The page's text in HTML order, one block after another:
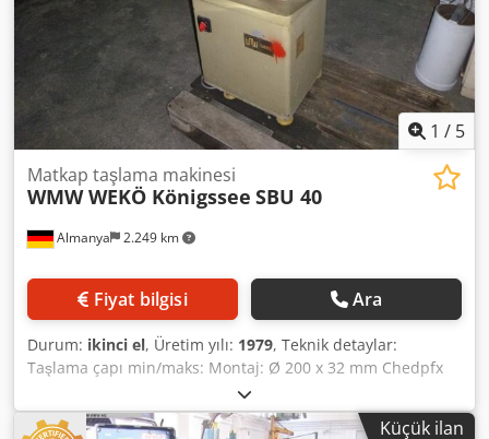
1 / 5
Almanya 2.249 km
Matkap taşlama makinesi
WMW WEKÖ Königssee SBU 40
Fiyat bilgisi Ara
Durum: ikinci el, Üretim yılı: 1979, Teknik detaylar:
Taşlama çapı min/maks: Montaj: Ø 200 x 32 mm Chedpfx
Aisu Ng Ncjlja Mil hızı: 3000 rpm Toplam güç gereksinimi:
yaklaşık. 1,2 kW Makine ağırlığı yaklaşık: 0,24 t Makine
Küçük ilan